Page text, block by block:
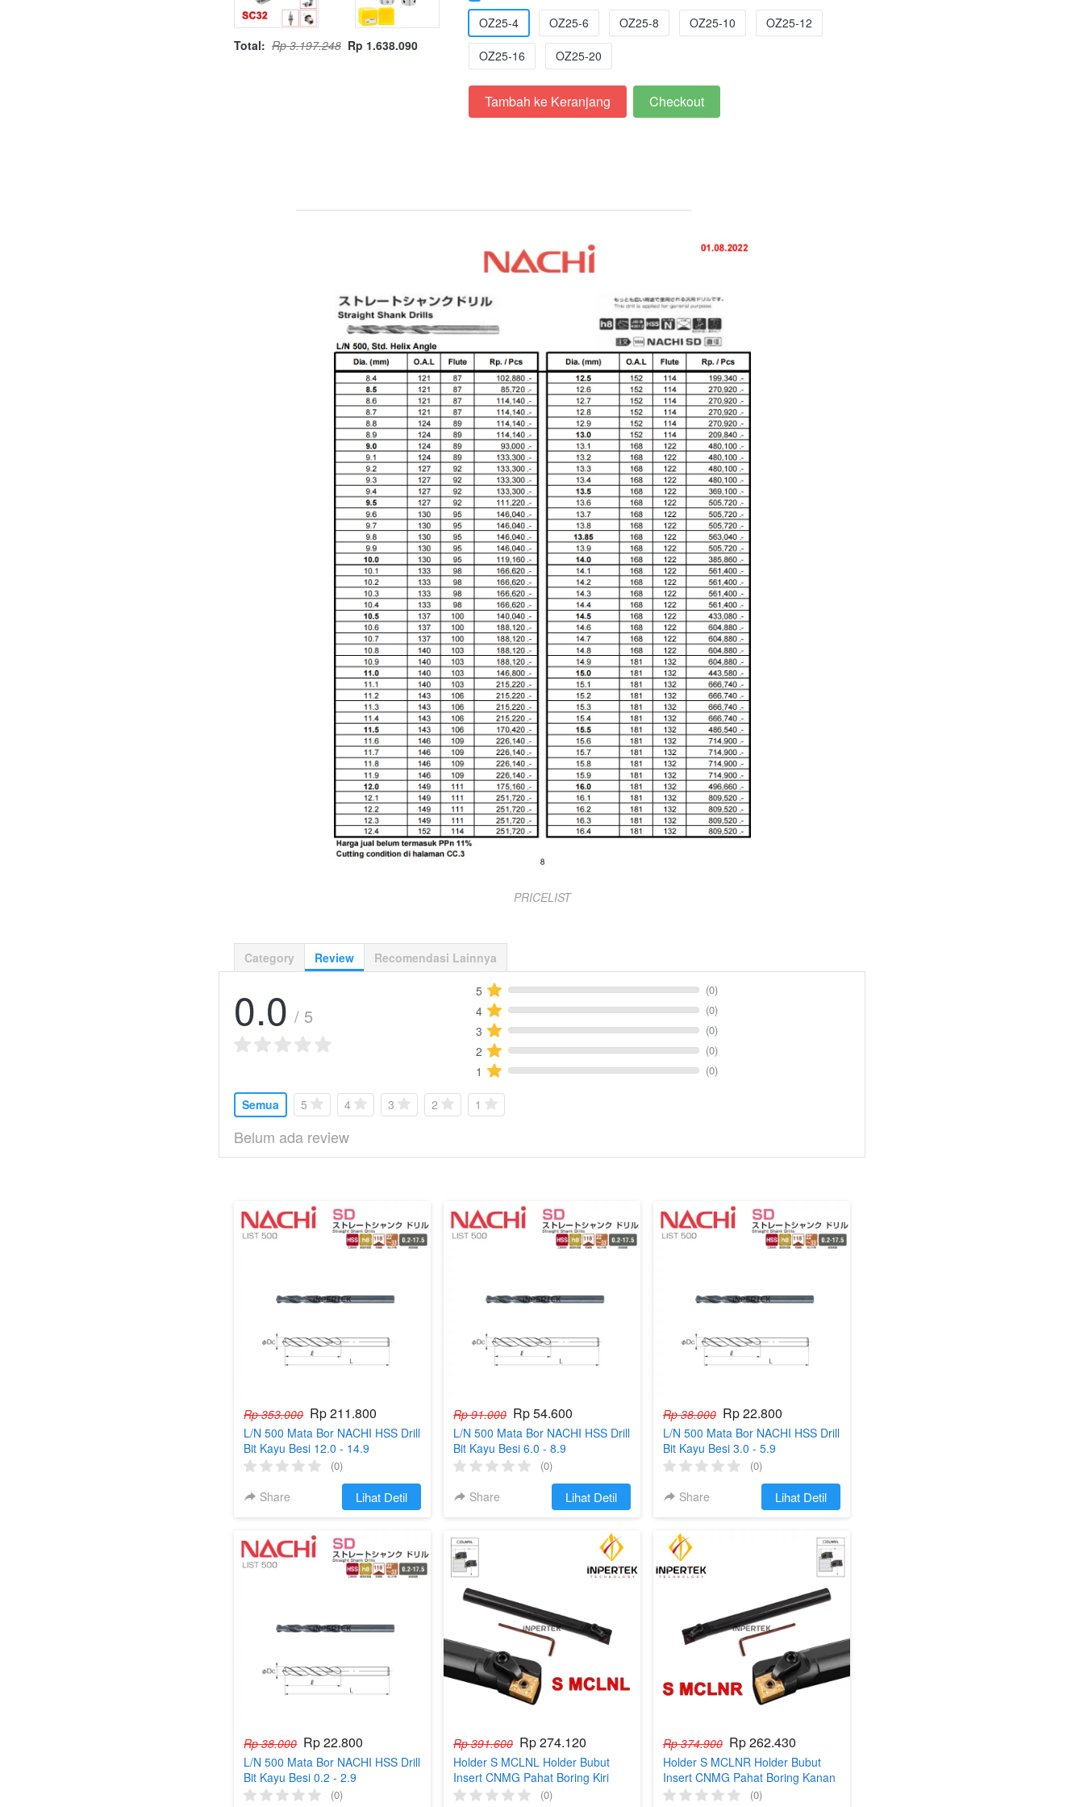
Total: Rp 3.197.248 Rp 1.638.090
OZ25-4
OZ25-6 OZ25-8 OZ25-10 OZ25-12
OZ25-16 OZ25-20
`
Tambah ke Keranjang `
Checkout
PRICELIST
Category Review Recomendasi Lainnya
0.0 / 5
5 (0)
4 (0)
3 (0)
2 (0)
1 (0)
Semua 5 4 3 2 1
Belum ada review
Rp 353.000 Rp 211.800
L/N 500 Mata Bor NACHI HSS Drill
Bit Kayu Besi 12.0 - 14.9
(0)
Share `Lihat Detil
Rp 91.000 Rp 54.600
L/N 500 Mata Bor NACHI HSS Drill
Bit Kayu Besi 6.0 - 8.9
(0)
Share `Lihat Detil
Rp 38.000 Rp 22.800
L/N 500 Mata Bor NACHI HSS Drill
Bit Kayu Besi 3.0 - 5.9
(0)
Share `Lihat Detil
Rp 38.000 Rp 22.800
L/N 500 Mata Bor NACHI HSS Drill
Bit Kayu Besi 0.2 - 2.9
(0)
Rp 391.600 Rp 274.120
Holder S MCLNL Holder Bubut
Insert CNMG Pahat Boring Kiri
Dalam
(0)
Rp 374.900 Rp 262.430
Holder S MCLNR Holder Bubut
Insert CNMG Pahat Boring Kanan
Dalam
(0)